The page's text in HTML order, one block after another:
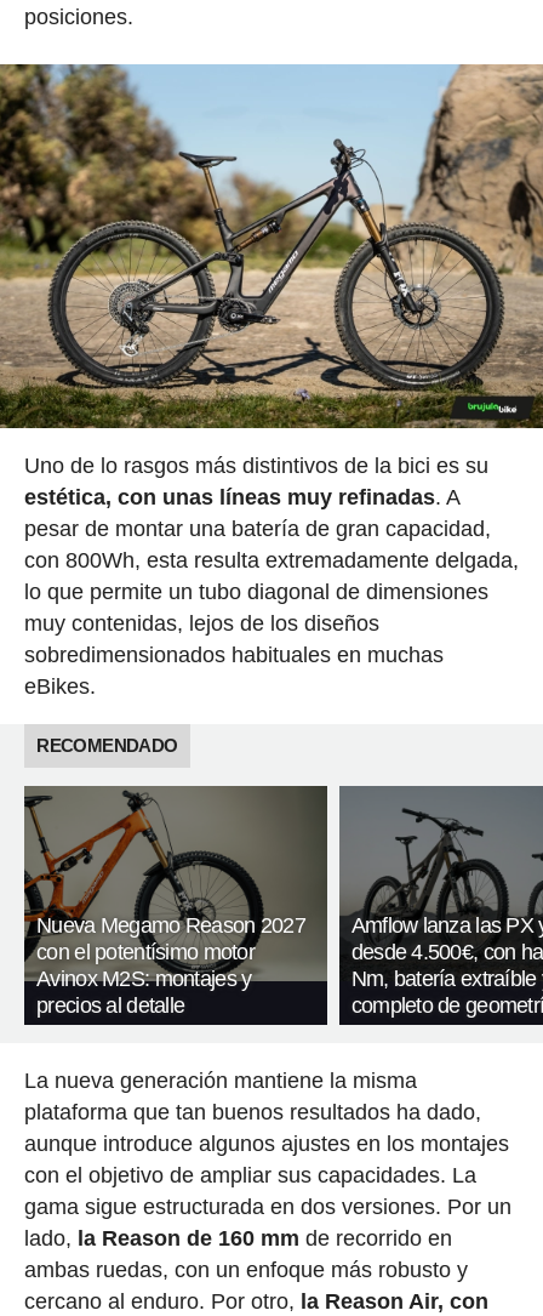
posiciones.
Uno de lo rasgos más distintivos de la bici es su
estética, con unas líneas muy refinadas. A
pesar de montar una batería de gran capacidad,
con 800Wh, esta resulta extremadamente delgada,
lo que permite un tubo diagonal de dimensiones
muy contenidas, lejos de los diseños
sobredimensionados habituales en muchas
eBikes.
RECOMENDADO
Nueva Megamo Reason 2027
con el potentísimo motor
Avinox M2S: montajes y
precios al detalle
Amflow lanza las PX
desde 4.500€, con
Nm, batería extraíble
completo de
La nueva generación mantiene la misma
plataforma que tan buenos resultados ha dado,
aunque introduce algunos ajustes en los montajes
con el objetivo de ampliar sus capacidades. La
gama sigue estructurada en dos versiones. Por un
lado, la Reason de 160 mm de recorrido en
ambas ruedas, con un enfoque más robusto y
cercano al enduro. Por otro, la Reason Air, con